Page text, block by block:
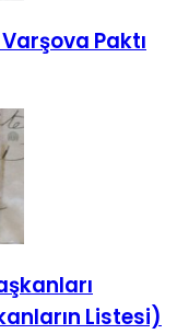
Paktı
Listesi)